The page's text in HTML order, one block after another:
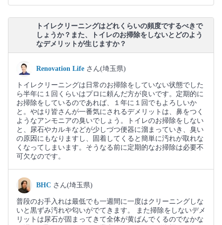
トイレクリーニングはどれくらいの頻度でするべきで
しょうか？また、トイレのお掃除をしないとどのよう
なデメリットが生じますか？
Renovation Life さん(埼玉県)
トイレクリーニングは日常のお掃除をしていない状態でした
ら半年に１回くらいはプロに頼んだ方が良いです。定期的に
お掃除をしているのであれば、１年に１回でもよろしいか
と。やはり皆さんが一番気にされるデメリットは、鼻をつく
ようなアンモニアの臭いでしょう。トイレのお掃除をしない
と、尿石やカルキなどが少しづつ便器に溜まっていき、臭い
の原因にもなりますし、固着してくると簡単に汚れが取れな
くなってしまいます。そうなる前に定期的なお掃除は必要不
可欠なのです。
BHC さん(埼玉県)
普段のお手入れは最低でも一週間に一度はクリーニングしな
いと黒ずみ汚れや匂いがでてきます。 また掃除をしないデメ
リットは尿石が固まってきて全体が黄ばんでくるのでなかな